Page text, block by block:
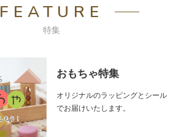
FEATURE
特集
おもちゃ特集
オリジナルのラッピングとシール
でお届けいたします。